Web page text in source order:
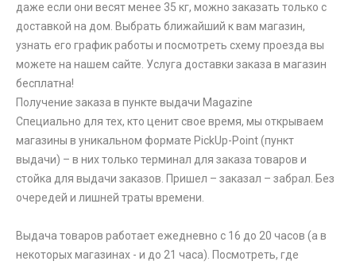
даже если они весят менее 35 кг, можно заказать только с
доставкой на дом. Выбрать ближайший к вам магазин,
узнать его график работы и посмотреть схему проезда вы
можете на нашем сайте. Услуга доставки заказа в магазин
бесплатна!
Получение заказа в пункте выдачи Magazine
Специально для тех, кто ценит свое время, мы открываем
магазины в уникальном формате PickUp-Point (пункт
выдачи) – в них только терминал для заказа товаров и
стойка для выдачи заказов. Пришел – заказал – забрал. Без
очередей и лишней траты времени.
Выдача товаров работает ежедневно с 16 до 20 часов (а в
некоторых магазинах - и до 21 часа). Посмотреть, где